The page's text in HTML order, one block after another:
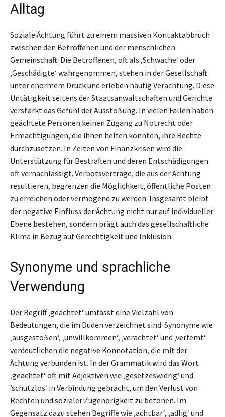
Alltag
Soziale Ächtung führt zu einem massiven Kontaktabbruch
zwischen den Betroffenen und der menschlichen
Gemeinschaft. Die Betroffenen, oft als ‚Schwache‘ oder
‚Geschädigte‘ wahrgenommen, stehen in der Gesellschaft
unter enormem Druck und erleben häufig Verachtung. Diese
Untätigkeit seitens der Staatsanwaltschaften und Gerichte
verstärkt das Gefühl der Ausstoßung. In vielen Fällen haben
geächtete Personen keinen Zugang zu Notrecht oder
Ermächtigungen, die ihnen helfen könnten, ihre Rechte
durchzusetzen. In Zeiten von Finanzkrisen wird die
Unterstützung für Bestraften und deren Entschädigungen
oft vernachlässigt. Verbotsverträge, die aus der Ächtung
resultieren, begrenzen die Möglichkeit, öffentliche Posten
zu erreichen oder vermögend zu werden. Insgesamt bleibt
der negative Einfluss der Ächtung nicht nur auf individueller
Ebene bestehen, sondern prägt auch das gesellschaftliche
Klima in Bezug auf Gerechtigkeit und Inklusion.
Synonyme und sprachliche
Verwendung
Der Begriff ‚geächtet‘ umfasst eine Vielzahl von
Bedeutungen, die im Duden verzeichnet sind. Synonyme wie
‚ausgestoßen‘, ‚unwillkommen‘, ‚verachtet‘ und ‚verfemt‘
verdeutlichen die negative Konnotation, die mit der
Ächtung verbunden ist. In der Grammatik wird das Wort
‚geächtet‘ oft mit Adjektiven wie ‚gesetzeswidrig‘ und
’schutzlos‘ in Verbindung gebracht, um den Verlust von
Rechten und sozialer Zugehörigkeit zu betonen. Im
Gegensatz dazu stehen Begriffe wie ‚achtbar‘, ‚adlig‘ und